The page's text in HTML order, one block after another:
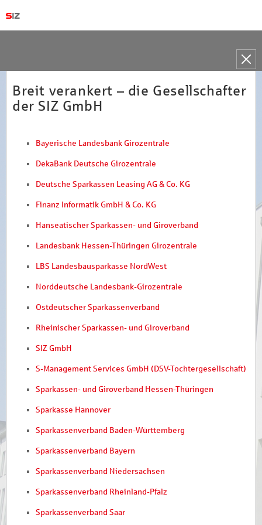
Toggle
Breit verankert – die Gesellschafter
der SIZ GmbH
Bayerische Landesbank Girozentrale
DekaBank Deutsche Girozentrale
Deutsche Sparkassen Leasing AG & Co. KG
Finanz Informatik GmbH & Co. KG
Hanseatischer Sparkassen- und Giroverband
Landesbank Hessen-Thüringen Girozentrale
LBS Landesbausparkasse NordWest
Norddeutsche Landesbank-Girozentrale
Ostdeutscher Sparkassenverband
Rheinischer Sparkassen- und Giroverband
SIZ GmbH
S-Management Services GmbH (DSV-Tochtergesellschaft)
Sparkassen- und Giroverband Hessen-Thüringen
Sparkasse Hannover
Sparkassenverband Baden-Württemberg
Sparkassenverband Bayern
Sparkassenverband Niedersachsen
Sparkassenverband Rheinland-Pfalz
Sparkassenverband Saar